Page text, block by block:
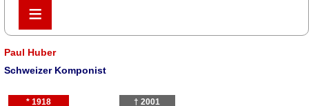
≡
≡
Paul Huber
Schweizer Komponist
* 1918 † 2001